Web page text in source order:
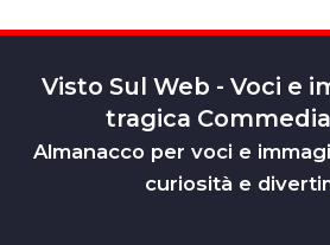
Visto Sul Web - Voci e
tragica
Almanacco per voci e
curiosità e